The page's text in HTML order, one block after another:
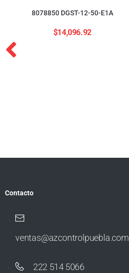
8078850 DGST-12-50-E1A
$14,096.92
Contacto
ventas@azcontrolpuebla.com
222 514 5066